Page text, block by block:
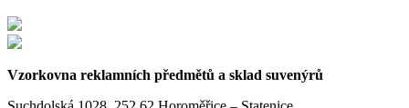
Vzorkovna reklamních předmětů a sklad suvenýrů